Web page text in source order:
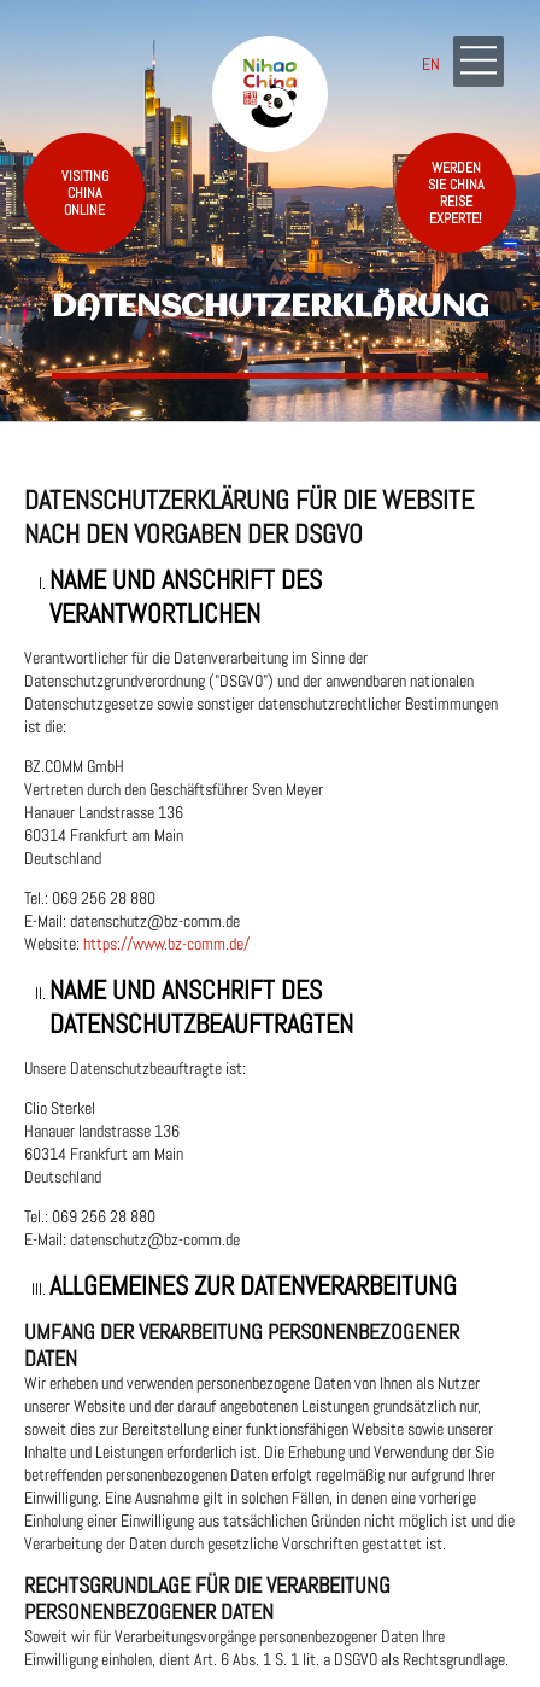
WERDEN
SIE CHINA
REISE
EXPERTE!
VISITING
CHINA
ONLINE
EN
DATENSCHUTZERKLÄRUNG
DATENSCHUTZERKLÄRUNG FÜR DIE WEBSITE
NACH DEN VORGABEN DER DSGVO
NAME UND ANSCHRIFT DES
VERANTWORTLICHEN
Verantwortlicher für die Datenverarbeitung im Sinne der
Datenschutzgrundverordnung ("DSGVO") und der anwendbaren nationalen
Datenschutzgesetze sowie sonstiger datenschutzrechtlicher Bestimmungen
ist die:
BZ.COMM GmbH
Vertreten durch den Geschäftsführer Sven Meyer
Hanauer Landstrasse 136
60314 Frankfurt am Main
Deutschland
Tel.: 069 256 28 880
E-Mail: datenschutz@bz-comm.de
Website: https://www.bz-comm.de/
NAME UND ANSCHRIFT DES
DATENSCHUTZBEAUFTRAGTEN
Unsere Datenschutzbeauftragte ist:
Clio Sterkel
Hanauer landstrasse 136
60314 Frankfurt am Main
Deutschland
Tel.: 069 256 28 880
E-Mail: datenschutz@bz-comm.de
ALLGEMEINES ZUR DATENVERARBEITUNG
UMFANG DER VERARBEITUNG PERSONENBEZOGENER
DATEN
Wir erheben und verwenden personenbezogene Daten von Ihnen als Nutzer
unserer Website und der darauf angebotenen Leistungen grundsätzlich nur,
soweit dies zur Bereitstellung einer funktionsfähigen Website sowie unserer
Inhalte und Leistungen erforderlich ist. Die Erhebung und Verwendung der Sie
betreffenden personenbezogenen Daten erfolgt regelmäßig nur aufgrund Ihrer
Einwilligung. Eine Ausnahme gilt in solchen Fällen, in denen eine vorherige
Einholung einer Einwilligung aus tatsächlichen Gründen nicht möglich ist und die
Verarbeitung der Daten durch gesetzliche Vorschriften gestattet ist.
RECHTSGRUNDLAGE FÜR DIE VERARBEITUNG
PERSONENBEZOGENER DATEN
Soweit wir für Verarbeitungsvorgänge personenbezogener Daten Ihre
Einwilligung einholen, dient Art. 6 Abs. 1 S. 1 lit. a DSGVO als Rechtsgrundlage.